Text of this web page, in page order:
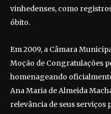
vinhedenses, como
óbito.
Em 2009, a Câmara
Moção de Congratulações
homenageando
Ana Maria de Almeida
relevância de seus serviços